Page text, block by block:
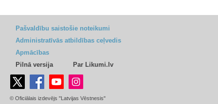
Pašvaldību saistošie noteikumi
Administratīvās atbildības ceļvedis
Apmācības
Pilnā versija
Par Likumi.lv
© Oficiālais izdevējs "Latvijas Vēstnesis"